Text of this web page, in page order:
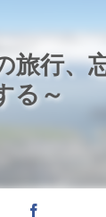
旅行、
る～